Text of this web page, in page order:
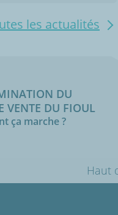
les actualités
DU
VENTE DU FIOUL
ça marche ?
Haut